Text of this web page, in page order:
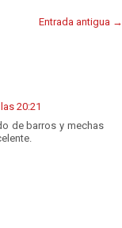
Entrada antigua →
20:21
de barros y mechas